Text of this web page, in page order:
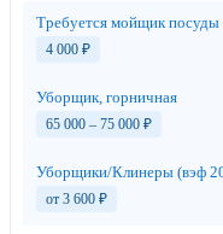
Требуется мойщик
4 000 ₽
Уборщик, горничная
65 000 – 75 000 ₽
Уборщики/Клинеры (вэф
от 3 600 ₽